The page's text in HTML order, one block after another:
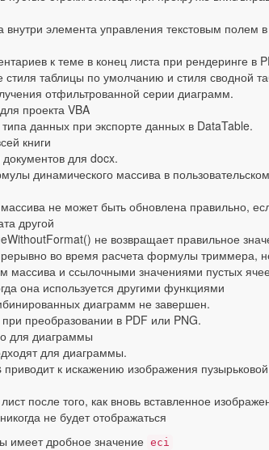
внутри элемента управления текстовым полем
к теме в конец листа при рендеринге в
стиля таблицы по умолчанию и стиля сводной
отфильтрованной серии диаграмм.
проекта VBA
данных при экспорте данных в DataTable.
книги
для docx.
динамического массива в
не может быть обновлена правильно,
другой
не возвращает правильное
во время расчета формулы триммера,
массива и ссылочными значениями пустых
она используется другими функциями
диаграмм не завершен.
преобразовании в PDF или PNG.
для диаграммы
для диаграммы.
к искажению изображения
после того, как вновь вставленное
не будет отображаться
имеет дробное значение eci